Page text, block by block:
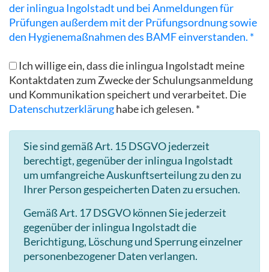
der inlingua Ingolstadt und bei Anmeldungen für
Prüfungen außerdem mit der Prüfungsordnung sowie
den Hygienemaßnahmen des BAMF einverstanden. *
Ich willige ein, dass die inlingua Ingolstadt meine
Kontaktdaten zum Zwecke der Schulungsanmeldung
und Kommunikation speichert und verarbeitet. Die
Datenschutzerklärunghabe ich gelesen. *
Sie sind gemäß Art. 15 DSGVO jederzeit
berechtigt, gegenüber der inlingua Ingolstadt
um umfangreiche Auskunftserteilung zu den zu
Ihrer Person gespeicherten Daten zu ersuchen.
Gemäß Art. 17 DSGVO können Sie jederzeit
gegenüber der inlingua Ingolstadt die
Berichtigung, Löschung und Sperrung einzelner
personenbezogener Daten verlangen.